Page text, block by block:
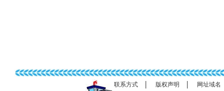
联系方式 | 版权声明 | 网址域名